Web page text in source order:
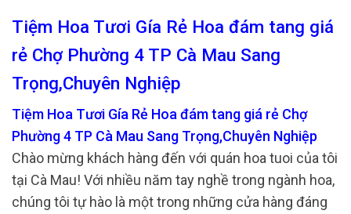
Tiệm Hoa Tươi Gía Rẻ Hoa đám tang giá
rẻ Chợ Phường 4 TP Cà Mau Sang
Trọng,Chuyên Nghiệp
Tiệm Hoa Tươi Gía Rẻ Hoa đám tang giá rẻ Chợ
Phường 4 TP Cà Mau Sang Trọng,Chuyên Nghiệp
Chào mừng khách hàng đến với quán hoa tuoi của tôi
tại Cà Mau! Với nhiều năm tay nghề trong ngành hoa,
chúng tôi tự hào là một trong những cửa hàng đáng